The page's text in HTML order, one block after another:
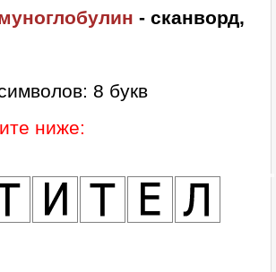
- сканворд,
8 букв
ниже: